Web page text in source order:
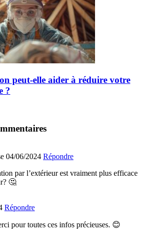
peut-elle aider à réduire votre
?
04/06/2024 Répondre
par l’extérieur est vraiment plus efficace
🤔
Répondre
pour toutes ces infos précieuses. 😊